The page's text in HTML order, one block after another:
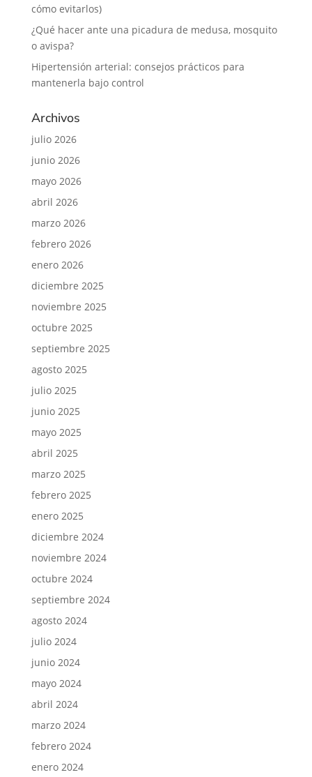
cómo evitarlos)
¿Qué hacer ante una picadura de medusa, mosquito
o avispa?
Hipertensión arterial: consejos prácticos para
mantenerla bajo control
Archivos
julio 2026
junio 2026
mayo 2026
abril 2026
marzo 2026
febrero 2026
enero 2026
diciembre 2025
noviembre 2025
octubre 2025
septiembre 2025
agosto 2025
julio 2025
junio 2025
mayo 2025
abril 2025
marzo 2025
febrero 2025
enero 2025
diciembre 2024
noviembre 2024
octubre 2024
septiembre 2024
agosto 2024
julio 2024
junio 2024
mayo 2024
abril 2024
marzo 2024
febrero 2024
enero 2024